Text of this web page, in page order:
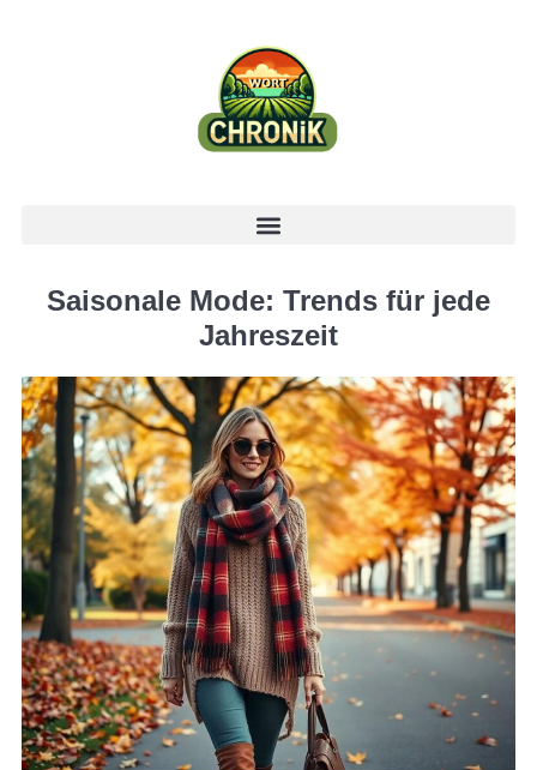
Saisonale Mode: Trends für jede
Jahreszeit